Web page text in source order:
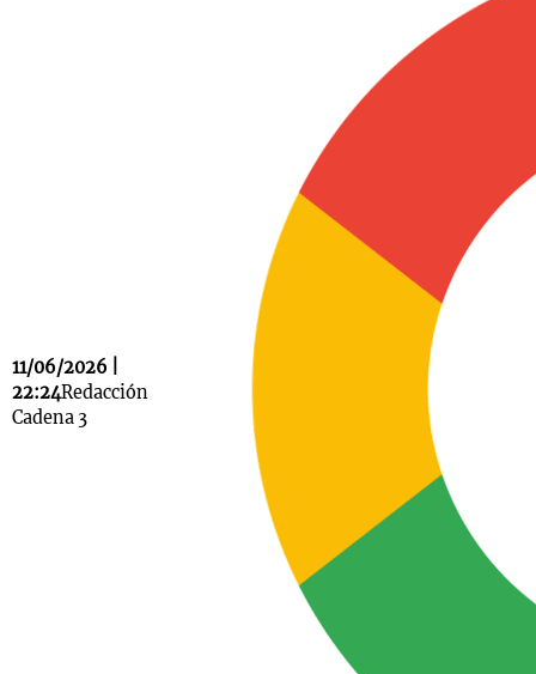
11/06/2026 |
22:24Redacción
Cadena 3